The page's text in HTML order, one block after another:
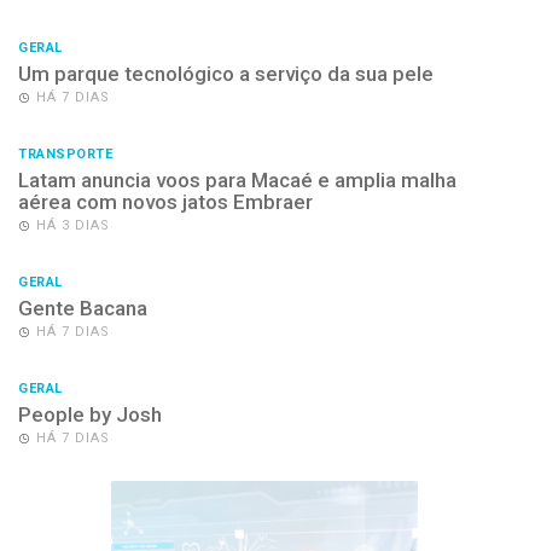
GERAL
Um parque tecnológico a serviço da sua pele
HÁ 7 DIAS
TRANSPORTE
Latam anuncia voos para Macaé e amplia malha
aérea com novos jatos Embraer
HÁ 3 DIAS
GERAL
Gente Bacana
HÁ 7 DIAS
GERAL
People by Josh
HÁ 7 DIAS